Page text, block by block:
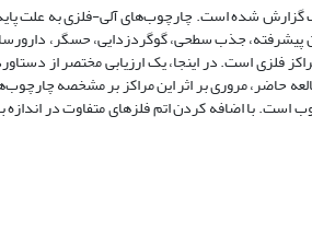
گزارش شده است. چارچوب‌های آلی-فلزی به علت
پیشرفته، جذب سطحی، گوگردزدایی، حسگر،
فلزی است. در اینجا، یک ارزیابی مختصر از
حاضر، مروری بر اثر این مراکز بر مشخصه
است. با اضافه کردن اتم فلز‌های متفاوت در اندازه